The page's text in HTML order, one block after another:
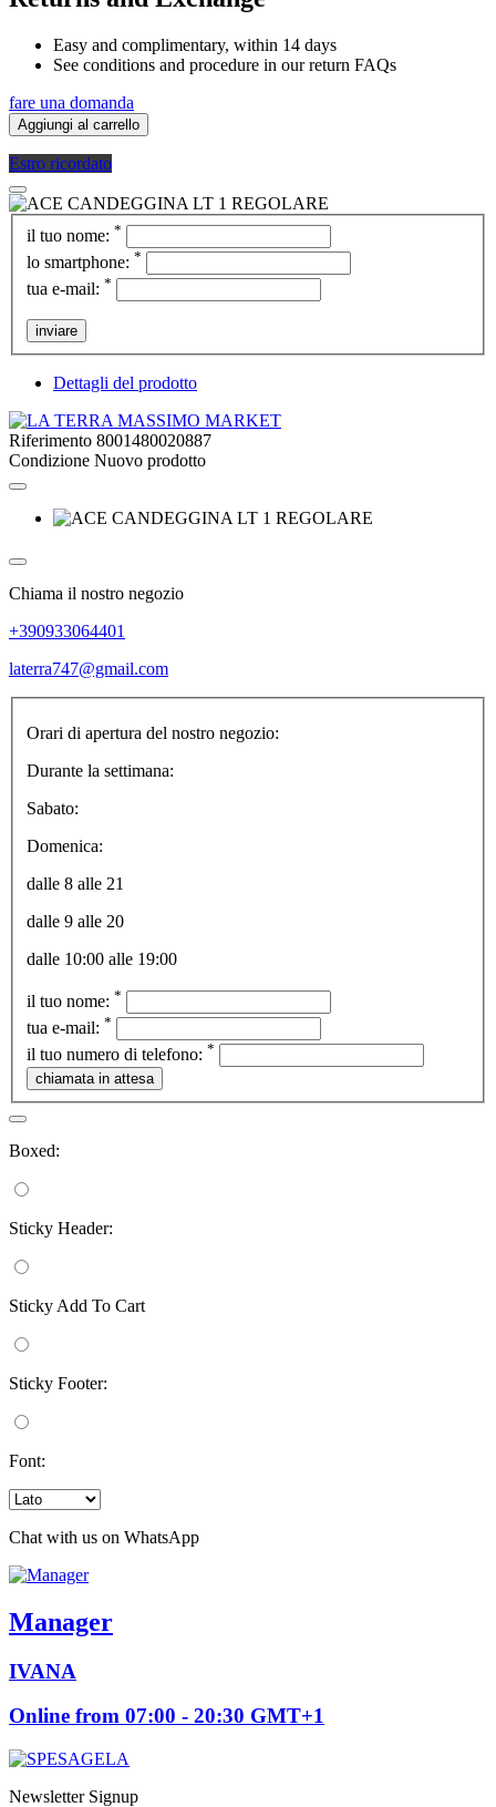
Easy and complimentary, within 14 days
See conditions and procedure in our return FAQs
fare una domanda
Aggiungi al carrello
Estro ricordato
il tuo nome: *
lo smartphone: *
tua e-mail: *
inviare
Dettagli del prodotto
Riferimento 8001480020887
Condizione Nuovo prodotto
Chiama il nostro negozio
+390933064401
laterra747@gmail.com
Orari di apertura del nostro negozio:
Durante la settimana:
Sabato:
Domenica:
dalle 8 alle 21
dalle 9 alle 20
dalle 10:00 alle 19:00
il tuo nome: *
tua e-mail: *
il tuo numero di telefono: *
Boxed:
Sticky Header:
Sticky Add To Cart
Sticky Footer:
Font:
Chat with us on WhatsApp
Manager
IVANA
Online from 07:00 - 20:30 GMT+1
Newsletter Signup